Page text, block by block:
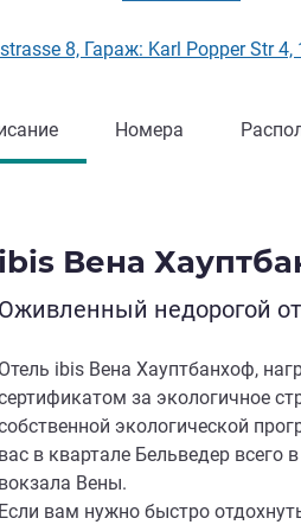
8, Гараж: Karl Popper Str
Номера
ibis Вена
Оживленный недорогой
Отель ibis Вена Хауптбанхоф,
за экологичное
экологической
вас в квартале Бельведер всего
вокзала Вены.
Если вам нужно быстро